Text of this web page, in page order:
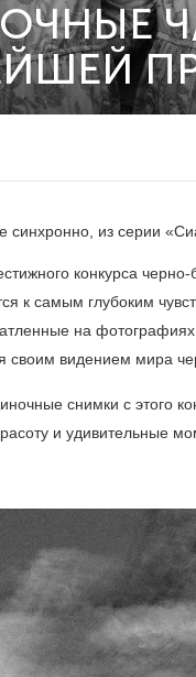
из серии
конкурса
к самым глубоким
на
своим видением мира
снимки с этого
и удивительные